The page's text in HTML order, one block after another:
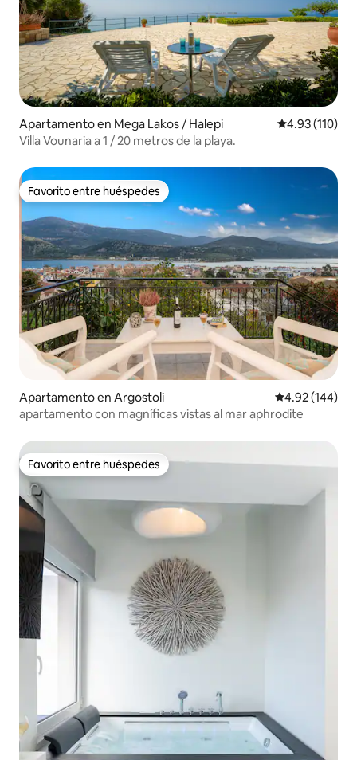
Apartamento en Mega Lakos / Halepi Calificación
4.93 (110)
Villa Vounaria a 1 / 20 metros de la playa.
Favorito entre huéspedes
Favorito entre huéspedes
Apartamento en Argostoli Calificación
4.92 (144)
apartamento con magníficas vistas al mar aphrodite
Favorito entre huéspedes
Favorito entre huéspedes